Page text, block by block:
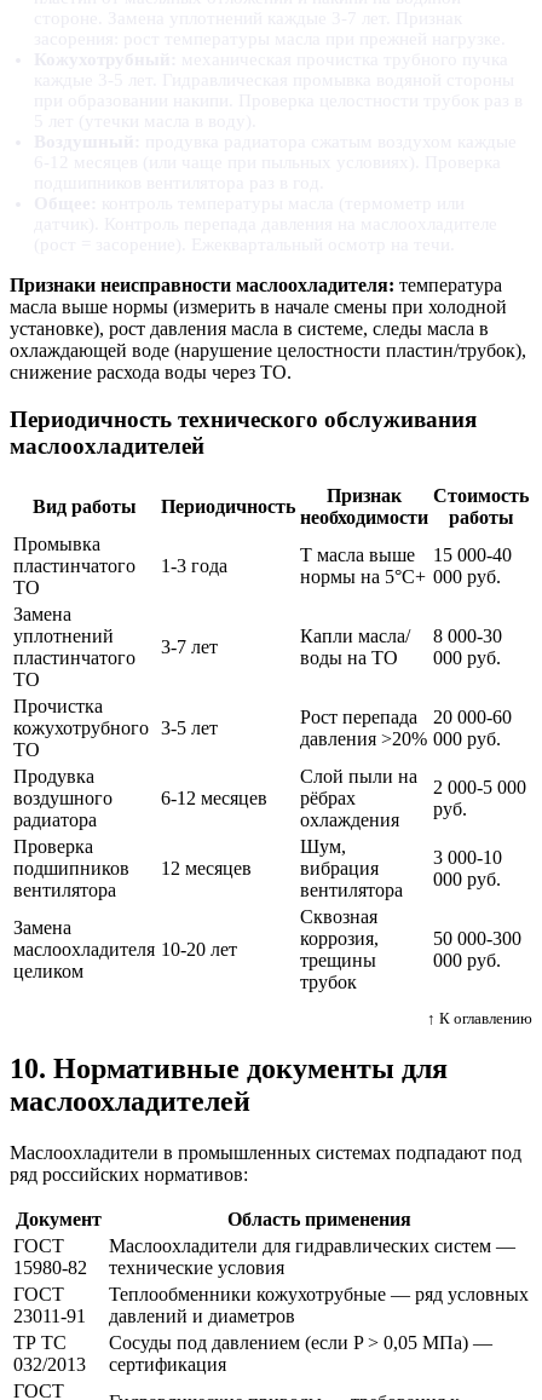
Признаки неисправности маслоохладителя: температура
масла выше нормы (измерить в начале смены при холодной
установке), рост давления масла в системе, следы масла в
охлаждающей воде (нарушение целостности пластин/трубок),
снижение расхода воды через ТО.
Периодичность технического обслуживания
маслоохладителей
Вид работы Периодичность
Признак
необходимости
Стоимость
работы
Промывка
пластинчатого
ТО
1-3 года
Т масла выше
нормы на 5°C+
15 000-40
000 руб.
Замена
уплотнений
пластинчатого
ТО
3-7 лет
Капли масла/
воды на ТО
8 000-30
000 руб.
Прочистка
кожухотрубного
ТО
3-5 лет
Рост перепада
давления >20%
20 000-60
000 руб.
Продувка
воздушного
радиатора
6-12 месяцев
Слой пыли на
рёбрах
охлаждения
2 000-5 000
руб.
Проверка
подшипников
вентилятора
12 месяцев
Шум,
вибрация
вентилятора
3 000-10
000 руб.
Замена
маслоохладителя
целиком
10-20 лет
Сквозная
коррозия,
трещины
трубок
50 000-300
000 руб.
↑ К оглавлению
10. Нормативные документы для
маслоохладителей
Маслоохладители в промышленных системах подпадают под
ряд российских нормативов:
Документ
Область применения
ГОСТ
15980-82
Маслоохладители для гидравлических систем —
технические условия
ГОСТ
23011-91
Теплообменники кожухотрубные — ряд условных
давлений и диаметров
ТР ТС
032/2013
Сосуды под давлением (если P > 0,05 МПа) —
сертификация
ГОСТ